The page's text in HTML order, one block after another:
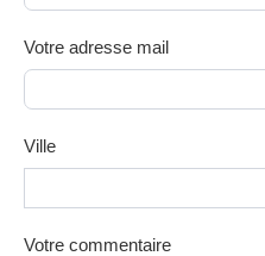
Votre adresse mail
Ville
Votre commentaire